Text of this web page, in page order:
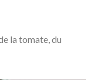
la tomate, du